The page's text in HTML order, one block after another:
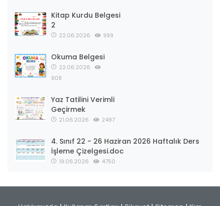
Kitap Kurdu Belgesi
2
22.06.2026 999
Okuma Belgesi
22.06.2026
908
Yaz Tatilini Verimli
Geçirmek
21.06.2026 2497
4. Sınıf 22 - 26 Haziran 2026 Haftalık Ders
İşleme Çizelgesi.doc
19.06.2026 4750